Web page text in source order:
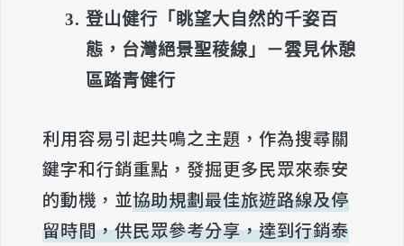
登山健行「眺望大自然的千姿百
態，台灣絕景聖稜線」－雲見休憩
區踏青健行
利用容易引起共鳴之主題，作為搜尋關
鍵字和行銷重點，發掘更多民眾來泰安
的動機，並協助規劃最佳旅遊路線及停
留時間，供民眾參考分享，達到行銷泰